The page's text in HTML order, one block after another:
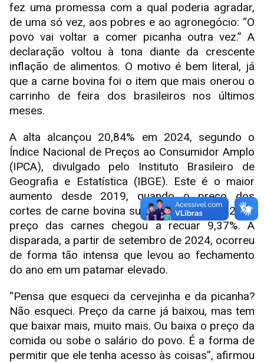
fez uma promessa com a qual poderia agradar,
de uma só vez, aos pobres e ao agronegócio: “O
povo vai voltar a comer picanha outra vez.” A
declaração voltou à tona diante da crescente
inflação de alimentos. O motivo é bem literal, já
que a carne bovina foi o item que mais onerou o
carrinho de feira dos brasileiros nos últimos
meses.
A alta alcançou 20,84% em 2024, segundo o
Índice Nacional de Preços ao Consumidor Amplo
(IPCA), divulgado pelo Instituto Brasileiro de
Geografia e Estatística (IBGE). Este é o maior
aumento desde 2019, quando o preço dos
cortes de carne bovina subiu 32,4%. Em 2023, o
preço das carnes chegou a recuar 9,37%. A
disparada, a partir de setembro de 2024, ocorreu
de forma tão intensa que levou ao fechamento
do ano em um patamar elevado.
“Pensa que esqueci da cervejinha e da picanha?
Não esqueci. Preço da carne já baixou, mas tem
que baixar mais, muito mais. Ou baixa o preço da
comida ou sobe o salário do povo. É a forma de
permitir que ele tenha acesso às coisas”, afirmou